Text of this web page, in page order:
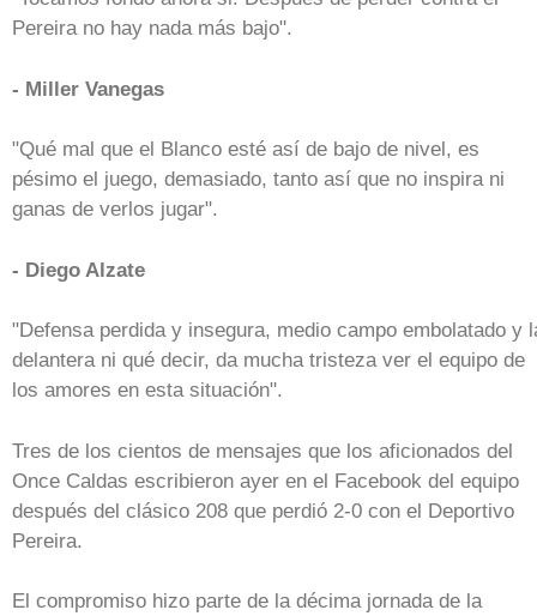
Pereira no hay nada más bajo".
- Miller Vanegas
"Qué mal que el Blanco esté así de bajo de nivel, es
pésimo el juego, demasiado, tanto así que no inspira ni
ganas de verlos jugar".
- Diego Alzate
"Defensa perdida y insegura, medio campo embolatado y
delantera ni qué decir, da mucha tristeza ver el equipo de
los amores en esta situación".
Tres de los cientos de mensajes que los aficionados del
Once Caldas escribieron ayer en el Facebook del equipo
después del clásico 208 que perdió 2-0 con el Deportivo
Pereira.
El compromiso hizo parte de la décima jornada de la